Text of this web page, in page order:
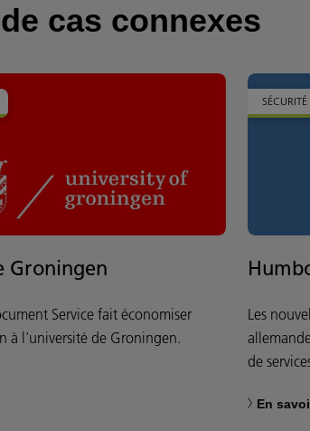
cas connexes
Groningen
Service fait économiser
à l'université de Groningen.
Les
de
En